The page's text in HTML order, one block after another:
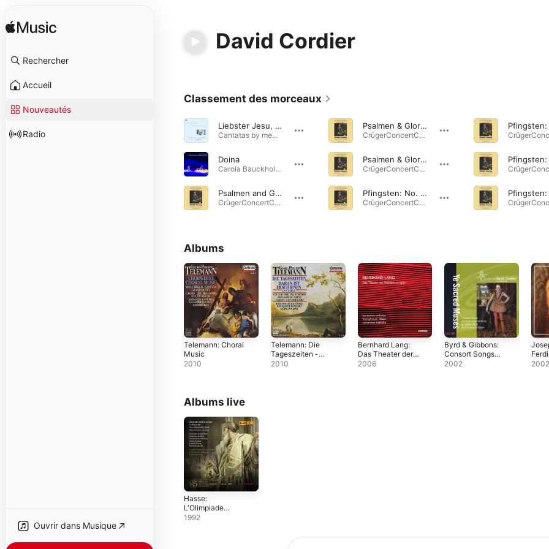
Rechercher
Accueil
Nouveautés
Radio
Ouvrir dans Musique
David Cordier
Classement des morceaux
Liebster Jesu, hör mein Flehen Dialog zum Sonntag Reminiscere
Cantatas by members of the Bach family · 1986
Doina
Carola Bauckholt: Crank and Cloud - Orchestral Works · 2024
Psalmen and Gloria: No. 3, Allein Gott in der Höh sei Ehr
CrügerConcertChoräle für die Jahreszeiten · 2015
Psalmen & Gloria: No. 2, Erbarm dich mein Herr o Herre Gott
CrügerConcertChoräle für die Jahreszeiten · 2015
Psalmen & Gloria: No. 1, Ach Gott vom Himmel sieh darein
CrügerConcertChoräle für die Jahreszeiten · 2015
Pfingsten: No. 4, Präludium quarti toni
CrügerConcertChoräle für die Jahreszeiten · 2015
Albums
Telemann: Choral
Music
2010
Telemann: Die
Tageszeiten -
Daran ist
2010
Bernhard Lang:
Das Theater der
Wiederholungen
2006
Byrd & Gibbons:
Consort Songs
and Instrumental
2002 2002
Albums live
Hasse:
L'Olimpiade
(Live)
1992